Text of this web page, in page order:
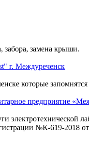
забора, замена крыши.
г. Междуреченск
которые
предприятие
электротехнической
№К-619-2018 от